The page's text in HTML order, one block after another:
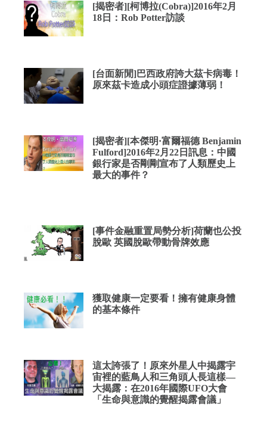
[揭密者][柯博拉(Cobra)]2016年2月
18日：Rob Potter訪談
[台面新閒]巴西政府誇大茲卡病毒！
原來茲卡造成小頭症證據薄弱！
[揭密者][本傑明·富爾福德 Benjamin
Fulford]2016年2月22日訊息：中國
銀行家是否剛剛宣布了人類歷史上
最大的事件？
[事件金融重置局勢分析]荷蘭也公投
脫歐 英國脫歐帶動骨牌效應
獲取健康一定要看！擁有健康身體
的基本條件
這太誇張了！原來外星人中揭露宇
宙裡的藍鳥人和三角頭人長這樣—
大揭露：在2016年國際UFO大會
「生命與意識的覺醒揭露會議」